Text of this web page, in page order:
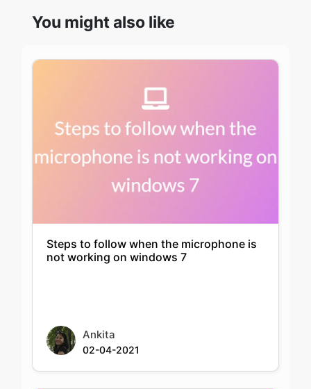
You might also like
Steps to follow when the microphone is
not working on windows 7
Ankita
02-04-2021